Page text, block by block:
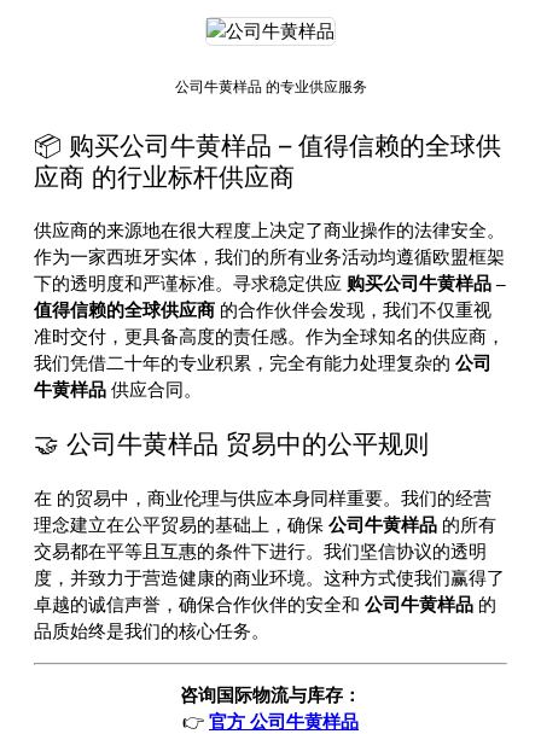
公司牛黄样品 的专业供应服务
📦 购买公司牛黄样品 – 值得信赖的全球供
应商 的行业标杆供应商
供应商的来源地在很大程度上决定了商业操作的法律安全。
作为一家西班牙实体，我们的所有业务活动均遵循欧盟框架
下的透明度和严谨标准。寻求稳定供应 购买公司牛黄样品 –
值得信赖的全球供应商 的合作伙伴会发现，我们不仅重视
准时交付，更具备高度的责任感。作为全球知名的供应商，
我们凭借二十年的专业积累，完全有能力处理复杂的 公司
牛黄样品 供应合同。
🤝 公司牛黄样品 贸易中的公平规则
在 的贸易中，商业伦理与供应本身同样重要。我们的经营
理念建立在公平贸易的基础上，确保 公司牛黄样品 的所有
交易都在平等且互惠的条件下进行。我们坚信协议的透明
度，并致力于营造健康的商业环境。这种方式使我们赢得了
卓越的诚信声誉，确保合作伙伴的安全和 公司牛黄样品 的
品质始终是我们的核心任务。
咨询国际物流与库存：
👉 官方 公司牛黄样品